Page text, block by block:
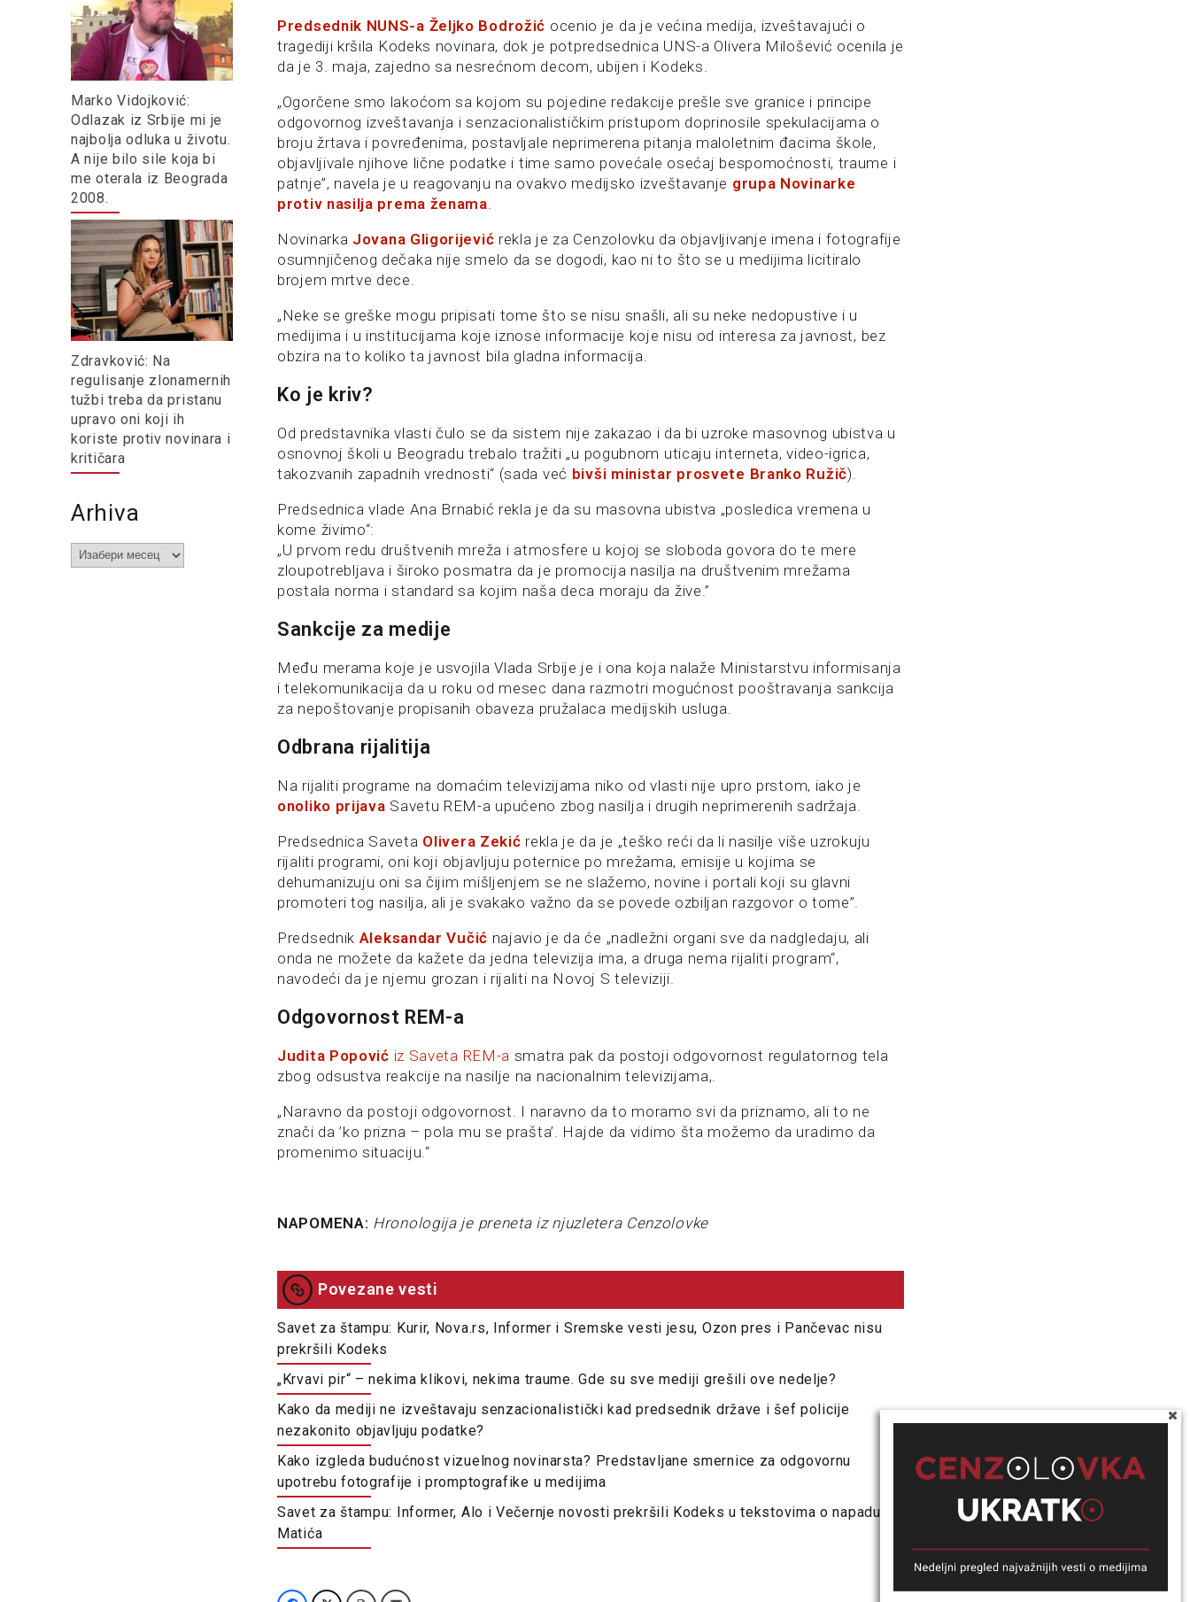
Marko Vidojković:
Odlazak iz Srbije mi je
najbolja odluka u životu.
A nije bilo sile koja bi
me oterala iz Beograda
2008.
Zdravković: Na
regulisanje zlonamernih
tužbi treba da pristanu
upravo oni koji ih
koriste protiv novinara i
kritičara
Arhiva
Arhiva
Predsednik NUNS-a Željko Bodrožić ocenio je da je većina medija, izveštavajući o
tragediji kršila Kodeks novinara, dok je potpredsednica UNS-a Olivera Milošević ocenila je
da je 3. maja, zajedno sa nesrećnom decom, ubijen i Kodeks.
„Ogorčene smo lakoćom sa kojom su pojedine redakcije prešle sve granice i principe
odgovornog izveštavanja i senzacionalističkim pristupom doprinosile spekulacijama o
broju žrtava i povređenima, postavljale neprimerena pitanja maloletnim đacima škole,
objavljivale njihove lične podatke i time samo povećale osećaj bespomoćnosti, traume i
patnje”, navela je u reagovanju na ovakvo medijsko izveštavanje grupa Novinarke
protiv nasilja prema ženama
Novinarka Jovana Gligorijević rekla je za Cenzolovku da objavljivanje imena i fotografije
osumnjičenog dečaka nije smelo da se dogodi, kao ni to što se u medijima licitiralo
brojem mrtve dece.
„Neke se greške mogu pripisati tome što se nisu snašli, ali su neke nedopustive i u
medijima i u institucijama koje iznose informacije koje nisu od interesa za javnost, bez
obzira na to koliko ta javnost bila gladna informacija.
Ko je kriv?
Od predstavnika vlasti čulo se da sistem nije zakazao i da bi uzroke masovnog ubistva u
osnovnoj školi u Beogradu trebalo tražiti „u pogubnom uticaju interneta, video-igrica,
takozvanih zapadnih vrednosti“ (sada već bivši ministar prosvete Branko Ružič).
Predsednica vlade Ana Brnabić rekla je da su masovna ubistva „posledica vremena u
kome živimo“:
„U prvom redu društvenih mreža i atmosfere u kojoj se sloboda govora do te mere
zloupotrebljava i široko posmatra da je promocija nasilja na društvenim mrežama
postala norma i standard sa kojim naša deca moraju da žive.”
Sankcije za medije
Među merama koje je usvojila Vlada Srbije je i ona koja nalaže Ministarstvu informisanja
i telekomunikacija da u roku od mesec dana razmotri mogućnost pooštravanja sankcija
za nepoštovanje propisanih obaveza pružalaca medijskih usluga.
Odbrana rijalitija
Na rijaliti programe na domaćim televizijama niko od vlasti nije upro prstom, iako je
onoliko prijava Savetu REM-a upućeno zbog nasilja i drugih neprimerenih sadržaja.
Predsednica Saveta Olivera Zekić rekla je da je „teško reći da li nasilje više uzrokuju
rijaliti programi, oni koji objavljuju poternice po mrežama, emisije u kojima se
dehumanizuju oni sa čijim mišljenjem se ne slažemo, novine i portali koji su glavni
promoteri tog nasilja, ali je svakako važno da se povede ozbiljan razgovor o tome”.
Predsednik Aleksandar Vučić najavio je da će „nadležni organi sve da nadgledaju, ali
onda ne možete da kažete da jedna televizija ima, a druga nema rijaliti program“,
navodeći da je njemu grozan i rijaliti na Novoj S televiziji.
Odgovornost REM-a
Judita Popović iz Saveta REM-a smatra pak da postoji odgovornost regulatornog tela
zbog odsustva reakcije na nasilje na nacionalnim televizijama,.
„Naravno da postoji odgovornost. I naravno da to moramo svi da priznamo, ali to ne
znači da ’ko prizna – pola mu se prašta’. Hajde da vidimo šta možemo da uradimo da
promenimo situaciju.“
NAPOMENA: Hronologija je preneta iz njuzletera Cenzolovke
Povezane vesti
Savet za štampu: Kurir, Nova.rs, Informer i Sremske vesti jesu, Ozon pres i Pančevac nisu
prekršili Kodeks
„Krvavi pir“ – nekima klikovi, nekima traume. Gde su sve mediji grešili ove nedelje?
Kako da mediji ne izveštavaju senzacionalistički kad predsednik države i šef policije
nezakonito objavljuju podatke?
Kako izgleda budućnost vizuelnog novinarsta? Predstavljane smernice za odgovornu
upotrebu fotografije i promptografike u medijima
Savet za štampu: Informer, Alo i Večernje novosti prekršili Kodeks u tekstovima o napadu na
Matića